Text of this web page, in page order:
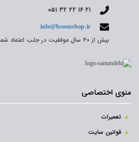
۰۵۱ ۳۲ ۲۲ ۱۶ ۲۱
info@hsoonshop.ir
بیش از ۴۰ سال موفقیت در جلب اعتماد شما
منوی اختصاصی
تعمیرات
قوانین سایت